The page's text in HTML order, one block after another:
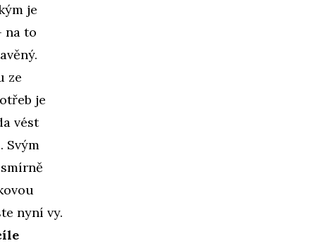
je
na to
ze
je
vést
Svým
nyní vy.